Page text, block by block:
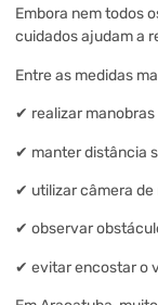
Embora nem todos
cuidados ajudam a
Entre as medidas
✔ realizar
✔ manter distância
✔ utilizar câmera de
✔ observar
✔ evitar encostar o